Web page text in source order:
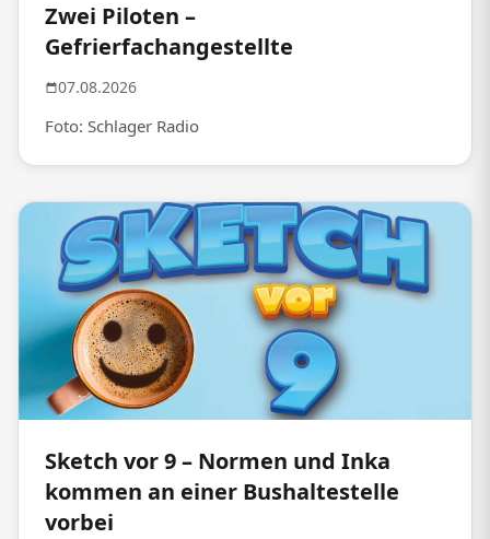
Zwei Piloten –
Gefrierfachangestellte
07.08.2026
Foto: Schlager Radio
Sketch vor 9 – Normen und Inka
kommen an einer Bushaltestelle
vorbei